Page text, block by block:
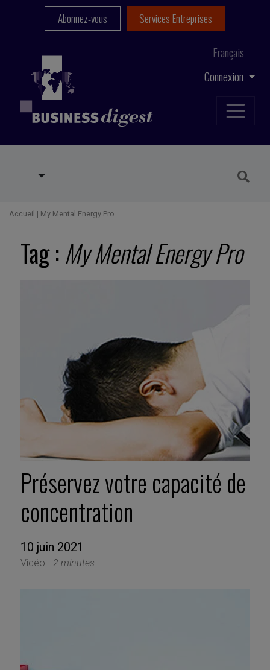
Connexion
Français
Abonnez-vous Services Entreprises
Accueil | My Mental Energy Pro
Tag :My Mental Energy Pro
Préservez votre capacité de
concentration
10 juin 2021
Vidéo - 2 minutes